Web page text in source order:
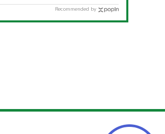
Recommended by